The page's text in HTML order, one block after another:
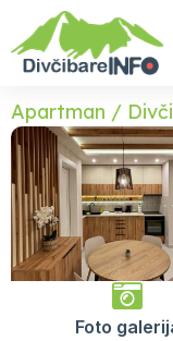
Apartman /
Foto